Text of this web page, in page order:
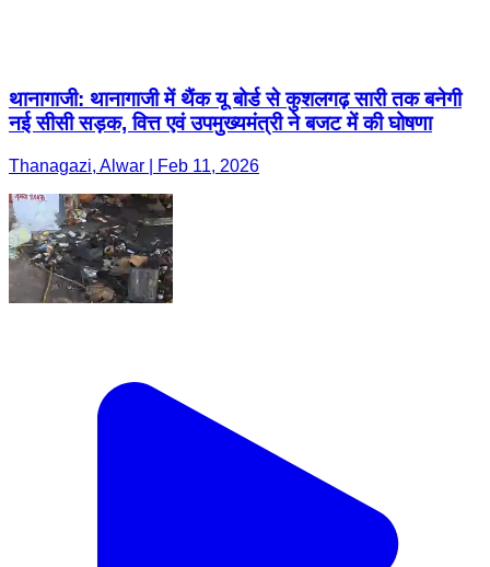
थानागाजी: थानागाजी में थैंक यू बोर्ड से कुशलगढ़ सारी तक बनेगी
नई सीसी सड़क, वित्त एवं उपमुख्यमंत्री ने बजट में की घोषणा
Thanagazi, Alwar | Feb 11, 2026